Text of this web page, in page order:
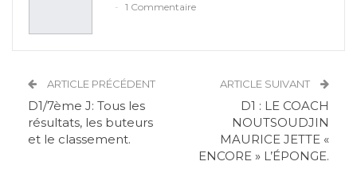
1 Commentaire
ARTICLE PRÉCÉDENT
D1/7ème J: Tous les
résultats, les buteurs
et le classement.
ARTICLE SUIVANT
D1 : LE COACH
NOUTSOUDJIN
MAURICE JETTE «
ENCORE » L’ÉPONGE.